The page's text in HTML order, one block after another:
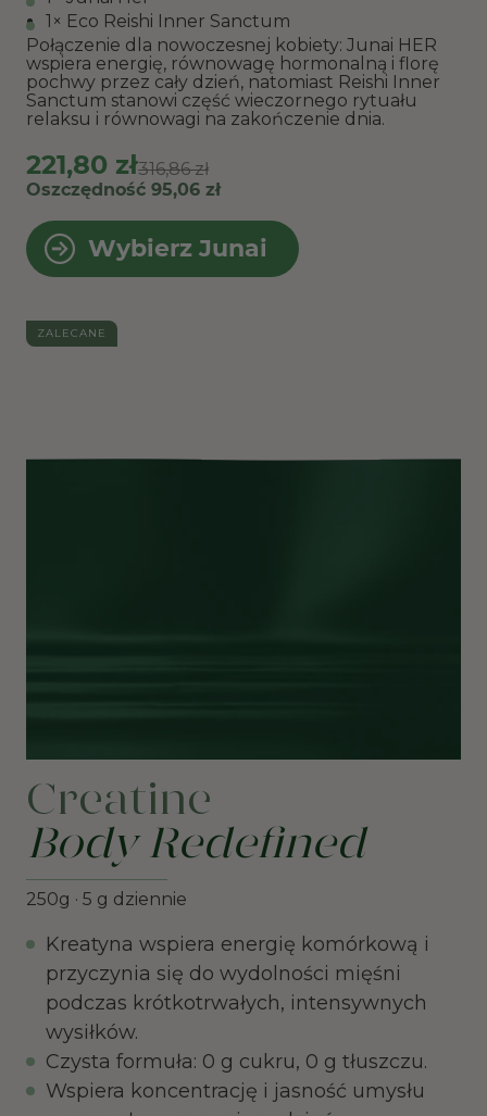
1× Eco Reishi Inner Sanctum
Połączenie dla nowoczesnej kobiety: Junai HER
wspiera energię, równowagę hormonalną i florę
pochwy przez cały dzień, natomiast Reishi Inner
Sanctum stanowi część wieczornego rytuału
relaksu i równowagi na zakończenie dnia.
221,80 zł316,86 zł
Oszczędność 95,06 zł
Wybierz Junai
ZALECANE
Creatine
Body Redefined
250g · 5 g dziennie
Kreatyna wspiera energię komórkową i
przyczynia się do wydolności mięśni
podczas krótkotrwałych, intensywnych
wysiłków.
Czysta formuła: 0 g cukru, 0 g tłuszczu.
Wspiera koncentrację i jasność umysłu